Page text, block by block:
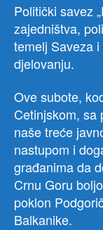
Politički savez
zajedništva,
temelj Saveza
djelovanju.
Ove subote,
Cetinjskom, sa
naše treće
nastupom i
građanima da
Crnu Goru
poklon
Balkanike.